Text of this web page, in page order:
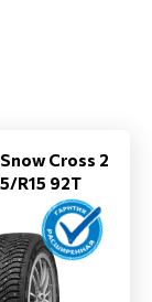
Cross 2
R15 92T